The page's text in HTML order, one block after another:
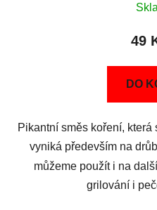
49
DO
Pikantní směs koření,
vyniká především na
můžeme použít i na
grilování i